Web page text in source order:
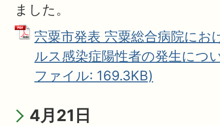
ました。
宍粟市発表 宍粟総合病院にお
ルス感染症陽性者の発生につ
ファイル: 169.3KB)
4月21日